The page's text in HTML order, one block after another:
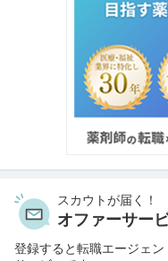
スカウトが届く！
オファーサー
登録すると転職エージェ